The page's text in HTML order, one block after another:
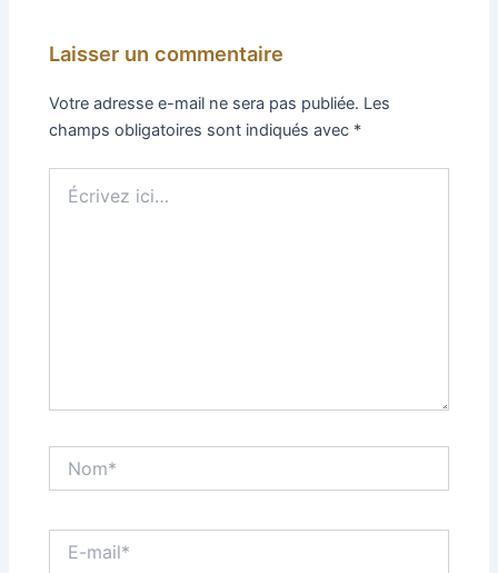
Laisser un commentaire
Votre adresse e-mail ne sera pas publiée. Les
champs obligatoires sont indiqués avec *
ici…
mail*